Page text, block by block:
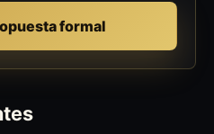
formal